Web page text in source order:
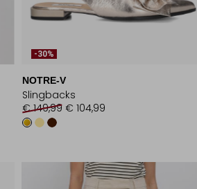
-30%
NOTRE-V
Slingbacks
€ 149,99 € 104,99